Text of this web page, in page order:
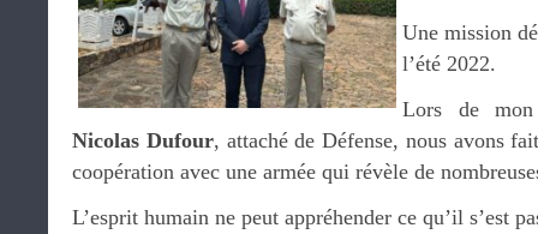
Une mission
l’été 2022.
Lors de
Nicolas Dufour, attaché de Défense, nous avons
coopération avec une armée qui révèle de
L’esprit humain ne peut appréhender ce qu’il s’est